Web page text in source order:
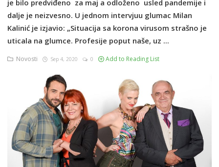
je bilo predviđeno za maj a odloženo usled pandemije i
dalje je neizvesno. U jednom intervjuu glumac Milan
Kalinić je izjavio: „Situacija sa korona virusom strašno je
uticala na glumce. Profesije poput naše, uz ...
Novosti Sep 4, 2020 0 Add to Reading List